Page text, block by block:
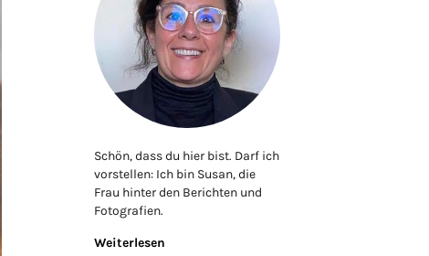
Schön, dass du hier bist. Darf ich
vorstellen: Ich bin Susan, die
Frau hinter den Berichten und
Fotografien.
Weiterlesen